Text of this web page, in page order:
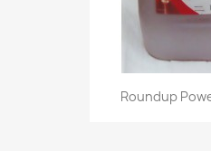
Roundup